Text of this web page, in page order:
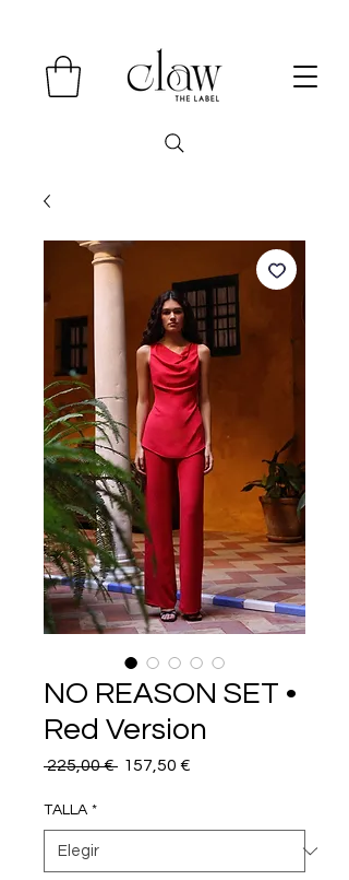
NO REASON SET •
Red Version
225,00 € Precio
157,50 €
TALLA *